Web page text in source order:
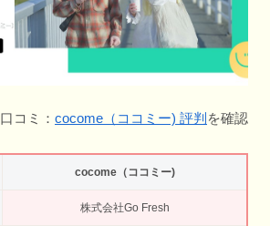
口コミ： cocome（ココミー) 評判 を確認
cocome（ココミー)
株式会社Go Fresh